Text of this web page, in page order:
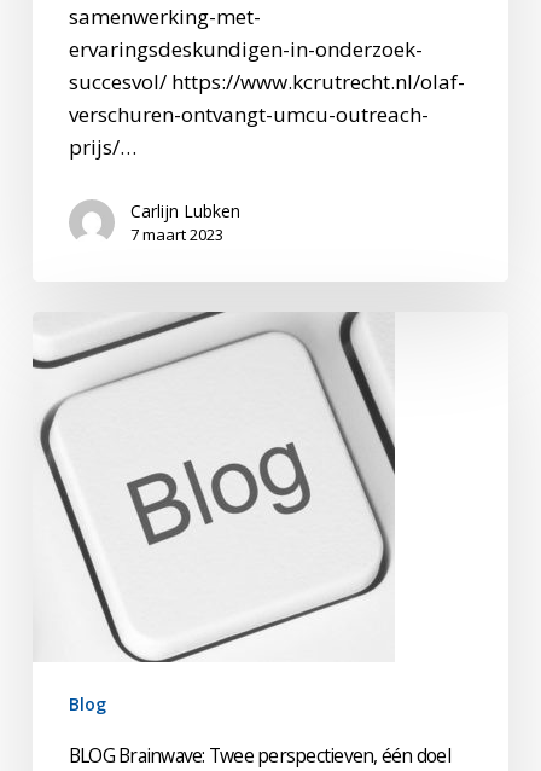
samenwerking-met-
ervaringsdeskundigen-in-onderzoek-
succesvol/ https://www.kcrutrecht.nl/olaf-
verschuren-ontvangt-umcu-outreach-
prijs/…
Carlijn Lubken
7 maart 2023
Brainwave:
Twee
perspectieven,
één
doel
(hoe
onderzoek
samenvallen)
Blog
BLOG Brainwave: Twee perspectieven, één doel